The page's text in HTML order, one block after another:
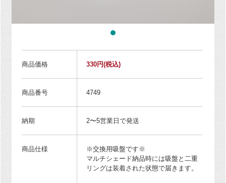
商品価格 330円(税込)
商品番号 4749
納期 2〜5営業日で発送
商品仕様
※交換用吸盤です※
マルチシェード納品時には吸盤と二重
リングは装着された状態で届きます。